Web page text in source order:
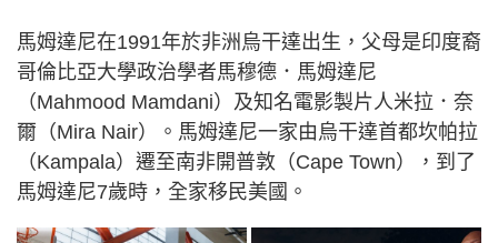
馬姆達尼在1991年於非洲烏干達出生，父母是印度裔
哥倫比亞大學政治學者馬穆德．馬姆達尼
（Mahmood Mamdani）及知名電影製片人米拉．奈
爾（Mira Nair）。馬姆達尼一家由烏干達首都坎帕拉
（Kampala）遷至南非開普敦（Cape Town），到了
馬姆達尼7歲時，全家移民美國。